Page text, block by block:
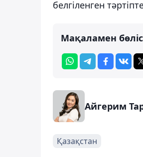
белгіленген
Мақаламен
Айгерим
Қазақстан